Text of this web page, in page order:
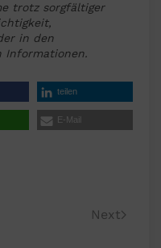
trotz sorgfältiger
in den
Informationen.
teilen
E-Mail
Next